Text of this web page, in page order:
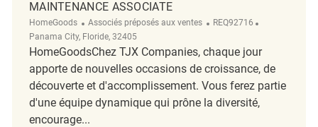
MAINTENANCE ASSOCIATE
HomeGoods Catégorie
Associés préposés aux ventes ReqId
REQ92716
Panama City, Floride, 32405
HomeGoodsChez TJX Companies, chaque jour
apporte de nouvelles occasions de croissance, de
découverte et d'accomplissement. Vous ferez partie
d'une équipe dynamique qui prône la diversité,
encourage...